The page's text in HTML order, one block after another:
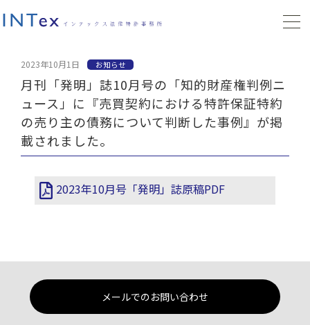
2023年10月1日 お知らせ
月刊「発明」誌10月号の「知的財産権判例ニ
ュース」に『売買契約における特許保証特約
の売り主の債務について判断した事例』が掲
載されました。
2023年10月号「発明」誌原稿PDF
メールでのお問い合わせ